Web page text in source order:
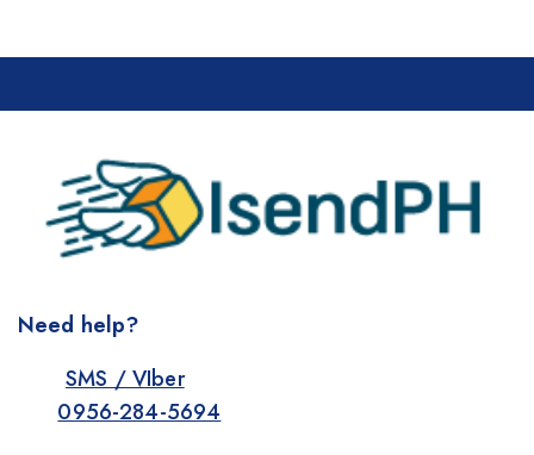
Need help?
SMS / VIber
0956-284-5694